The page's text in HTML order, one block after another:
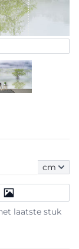
cm
laatste stuk